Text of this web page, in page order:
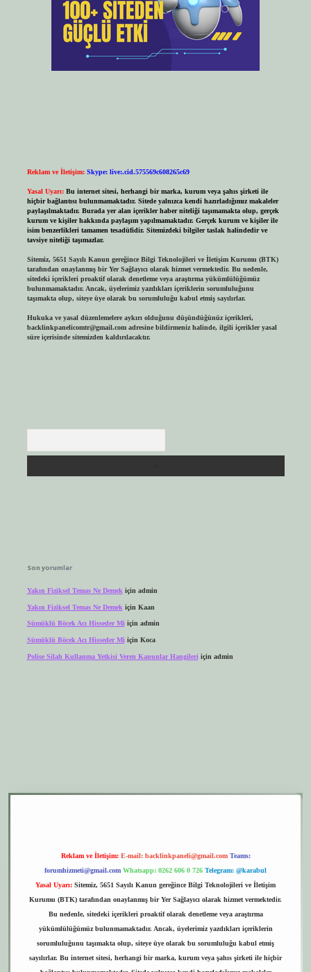
Reklam ve İletişim: Skype: live:.cid.575569c608265c69
Yasal Uyarı: Bu internet sitesi, herhangi bir marka, kurum veya şahıs şirketi ile
hiçbir bağlantısı bulunmamaktadır. Sitede yalnızca kendi hazırladığımız makaleler
paylaşılmaktadır. Burada yer alan içerikler haber niteliği taşımamakta olup, gerçek
kurum ve kişiler hakkında paylaşım yapılmamaktadır. Gerçek kurum ve kişiler ile
isim benzerlikleri tamamen tesadüfidir. Sitemizdeki bilgiler taslak halindedir ve
tavsiye niteliği taşımazlar.
Sitemiz, 5651 Sayılı Kanun gereğince Bilgi Teknolojileri ve İletişim Kurumu (BTK)
tarafından onaylanmış bir Yer Sağlayıcı olarak hizmet vermektedir. Bu nedenle,
sitedeki içerikleri proaktif olarak denetleme veya araştırma yükümlülüğümüz
bulunmamaktadır. Ancak, üyelerimiz yazdıkları içeriklerin sorumluluğunu
taşımakta olup, siteye üye olarak bu sorumluluğu kabul etmiş sayılırlar.
Hukuka ve yasal düzenlemelere aykırı olduğunu düşündüğünüz içerikleri,
backlinkpanelicomtr@gmail.comadresine bildirmeniz halinde, ilgili içerikler yasal
süre içerisinde sitemizden kaldırılacaktır.
Son yorumlar
Yakın Fiziksel Temas Ne Demek için admin
Yakın Fiziksel Temas Ne Demek için Kaan
Sümüklü Böcek Acı Hisseder Miiçin admin
Sümüklü Böcek Acı Hisseder Mi için Koca
Polise Silah Kullanma Yetkisi Veren Kanunlar Hangileri için admin
Reklam ve İletişim: E-mail: backlinkpaneli@gmail.com Teams:
forumhizmeti@gmail.com Whatsapp: 0262 606 0 726 Telegram: @karabul
Yasal Uyarı: Sitemiz, 5651 Sayılı Kanun gereğince Bilgi Teknolojileri ve İletişim
Kurumu (BTK) tarafından onaylanmış bir Yer Sağlayıcı olarak hizmet vermektedir.
Bu nedenle, sitedeki içerikleri proaktif olarak denetleme veya araştırma
yükümlülüğümüz bulunmamaktadır. Ancak, üyelerimiz yazdıkları içeriklerin
sorumluluğunu taşımakta olup, siteye üye olarak bu sorumluluğu kabul etmiş
sayılırlar. Bu internet sitesi, herhangi bir marka, kurum veya şahıs şirketi ile hiçbir